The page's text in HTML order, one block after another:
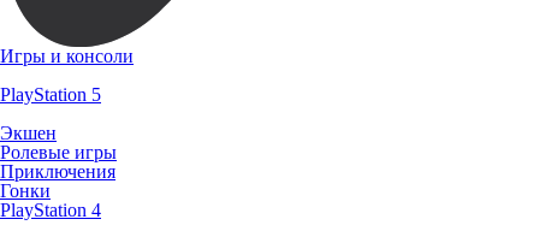
Игры и консоли
PlayStation 5
Экшен
Ролевые игры
Приключения
Гонки
PlayStation 4